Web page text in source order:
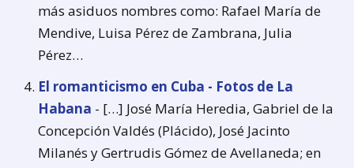
más asiduos nombres como: Rafael María de
Mendive, Luisa Pérez de Zambrana, Julia
Pérez…
El romanticismo en Cuba - Fotos de La
Habana - […] José María Heredia, Gabriel de la
Concepción Valdés (Plácido), José Jacinto
Milanés y Gertrudis Gómez de Avellaneda; en